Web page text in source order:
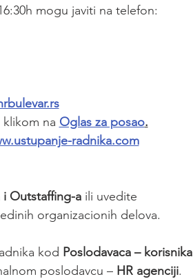
mogu javiti na telefon:
klikom na Oglas za posao.
radnika.com
i Outstaffing-a ili uvedite
organizacionih delova.
kod Poslodavaca – korisnika
poslodavcu – HR agenciji.